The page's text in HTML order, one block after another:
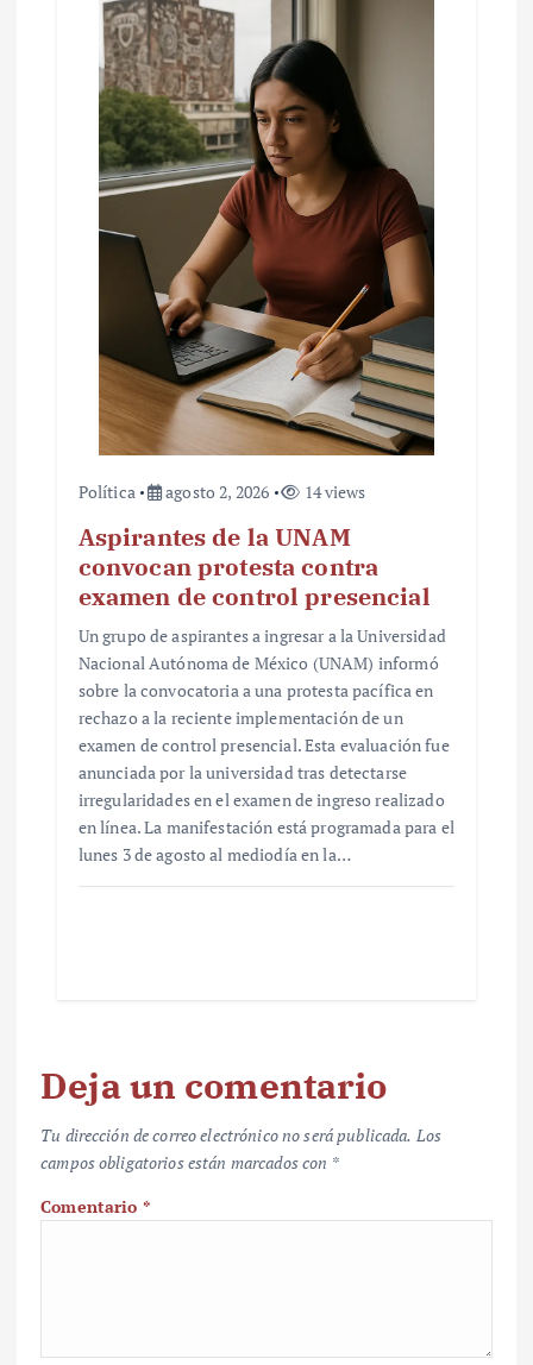
Política agosto 2, 2026 14 views
Aspirantes de la UNAM
convocan protesta contra
examen de control presencial
Un grupo de aspirantes a ingresar a la Universidad
Nacional Autónoma de México (UNAM) informó
sobre la convocatoria a una protesta pacífica en
rechazo a la reciente implementación de un
examen de control presencial. Esta evaluación fue
anunciada por la universidad tras detectarse
irregularidades en el examen de ingreso realizado
en línea. La manifestación está programada para el
lunes 3 de agosto al mediodía en la…
Deja un comentario
Tu dirección de correo electrónico no será publicada. Los
campos obligatorios están marcados con *
Comentario *